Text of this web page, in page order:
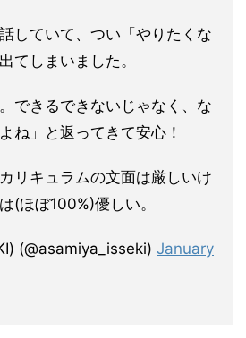
していて、つい「やりたくな
てしまいました。
できるできないじゃなく、な
ね」と返ってきて安心！
リキュラムの文面は厳しいけ
(ほぼ100%)優しい。
(@asamiya_isseki) January